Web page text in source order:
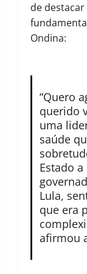
de destacar
Ondina:
“Quero
querido
uma
saúde
Estado
Lula,
que era
afirmou